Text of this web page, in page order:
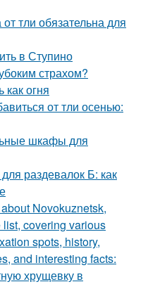
тли обязательна для
в Ступино
страхом?
огня
от тли осенью:
шкафы для
раздевалок Б: как
Novokuznetsk,
covering various
spots, history,
and interesting facts:
хрущевку в